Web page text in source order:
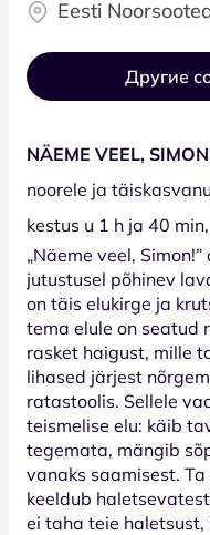
Eesti
Другие
NÄEME VEEL,
noorele ja
kestus u 1 h ja 40
„Näeme veel,
jutustusel põhinev
on täis elukirge ja
tema elule on seatud
rasket haigust, mille
lihased järjest
ratastoolis. Sellele
teismelise elu: käib
tegemata, mängib
vanaks saamisest.
keeldub
ei taha teie